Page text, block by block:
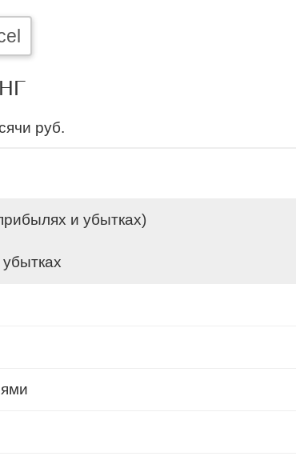
руб.
и убытках)